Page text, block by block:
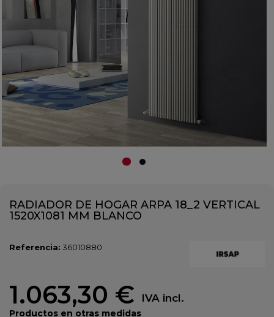
RADIADOR DE HOGAR ARPA 18_2 VERTICAL
1520X1081 MM BLANCO
Referencia: 36010880
1.063,30 € IVA incl.
Productos en otras medidas